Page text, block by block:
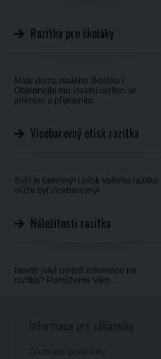
Razítka pro školáky
Máte doma malého školáka?
Objednejte mu vlastní razítko se
jménem a příjmením.
Vícebarevný otisk razítka
Svět je barevný! I otisk Vašeho razítka
může být vícebarevný!
Náležitosti razítka
Nevíte jaké umístit informace na
razítko? Pomůžeme Vám ...